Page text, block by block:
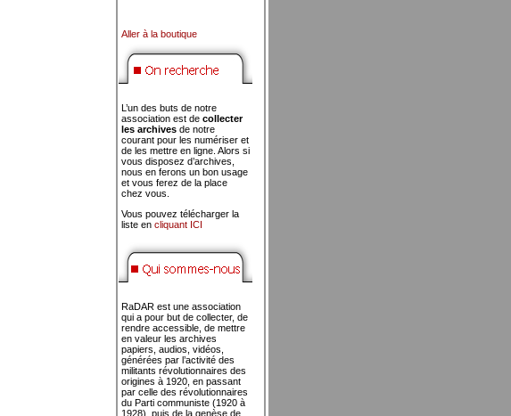
Aller à la boutique
L’un des buts de notre
association est de collecter
les archives de notre
courant pour les numériser et
de les mettre en ligne. Alors si
vous disposez d’archives,
nous en ferons un bon usage
et vous ferez de la place
chez vous.
Vous pouvez télécharger la
liste en cliquant ICI
RaDAR est une association
qui a pour but de collecter, de
rendre accessible, de mettre
en valeur les archives
papiers, audios, vidéos,
générées par l’activité des
militants révolutionnaires des
origines à 1920, en passant
par celle des révolutionnaires
du Parti communiste (1920 à
1928), puis de la genèse de